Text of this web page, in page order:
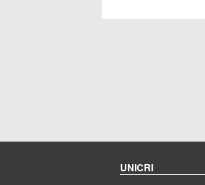
UNICRI